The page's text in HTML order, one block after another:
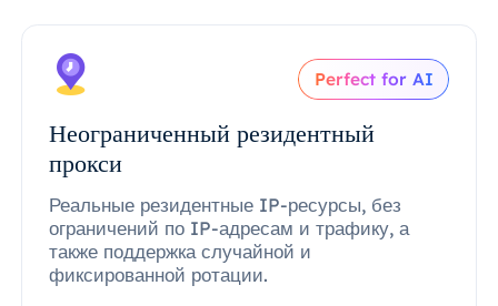
Perfect for AI
Неограниченный резидентный
прокси
Реальные резидентные IP-ресурсы, без
ограничений по IP-адресам и трафику, а
также поддержка случайной и
фиксированной ротации.